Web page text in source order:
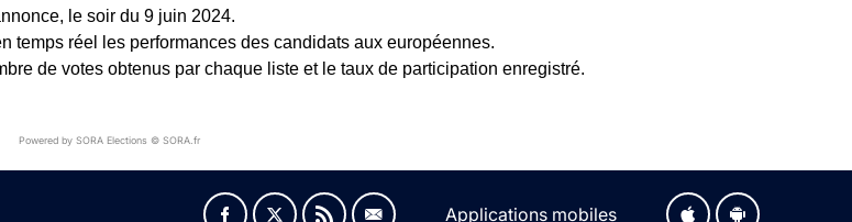
le soir du 9 juin 2024.
temps réel les performances des candidats aux européennes.
de votes obtenus par chaque liste et le taux de participation enregistré.
Powered by SORA Elections © SORA.fr
Applications mobiles